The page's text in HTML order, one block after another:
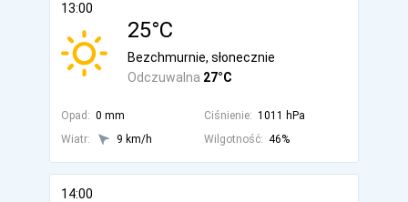
13:00
25°C
Odczuwalna 27°C
Bezchmurnie, słonecznie
Opad: 0 mm Ciśnienie: 1011 hPa
Wiatr:
9 km/h Wilgotność: 46%
14:00